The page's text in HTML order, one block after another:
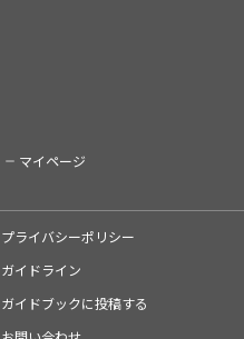
マイページ
プライバシーポリシー
ガイドライン
ガイドブックに投稿する